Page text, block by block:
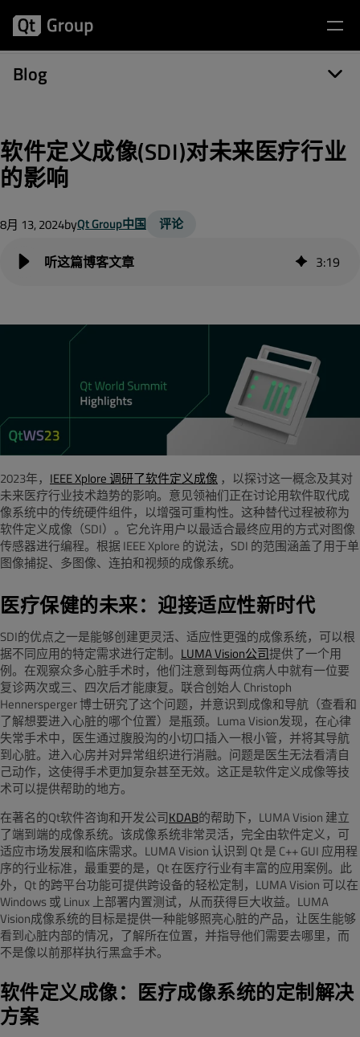
软件定义成像(SDI)对未来医疗行业的影响 19
Blog
软件定义成像(SDI)对未来医疗行业
的影响
8月 13, 2024byQt Group中国 评论
3:19
2023年， IEEE Xplore 调研了软件定义成像 ，以探讨这一概念及其对
未来医疗行业技术趋势的影响。意见领袖们正在讨论用软件取代成
像系统中的传统硬件组件，以增强可重构性。这种替代过程被称为
软件定义成像（SDI）。它允许用户以最适合最终应用的方式对图像
传感器进行编程。根据 IEEE Xplore 的说法，SDI 的范围涵盖了用于单
图像捕捉、多图像、连拍和视频的成像系统。
医疗保健的未来：迎接适应性新时代
SDI的优点之一是能够创建更灵活、适应性更强的成像系统，可以根
据不同应用的特定需求进行定制。 LUMA Vision公司提供了一个用
例。在观察众多心脏手术时，他们注意到每两位病人中就有一位要
复诊两次或三、四次后才能康复。联合创始人 Christoph
Hennersperger 博士研究了这个问题，并意识到成像和导航（查看和
了解想要进入心脏的哪个位置）是瓶颈。Luma Vision发现，在心律
失常手术中，医生通过腹股沟的小切口插入一根小管，并将其导航
到心脏。进入心房并对异常组织进行消融。问题是医生无法看清自
己动作，这使得手术更加复杂甚至无效。这正是软件定义成像等技
术可以提供帮助的地方。
在著名的Qt软件咨询和开发公司KDAB的帮助下，LUMA Vision 建立
了端到端的成像系统。该成像系统非常灵活，完全由软件定义，可
适应市场发展和临床需求。LUMA Vision 认识到 Qt 是 C++ GUI 应用程
序的行业标准，最重要的是，Qt 在医疗行业有丰富的应用案例。此
外，Qt 的跨平台功能可提供跨设备的轻松定制，LUMA Vision 可以在
Windows 或 Linux 上部署内置测试，从而获得巨大收益。LUMA
Vision成像系统的目标是提供一种能够照亮心脏的产品，让医生能够
看到心脏内部的情况，了解所在位置，并指导他们需要去哪里，而
不是像以前那样执行黑盒手术。
软件定义成像：医疗成像系统的定制解决
方案